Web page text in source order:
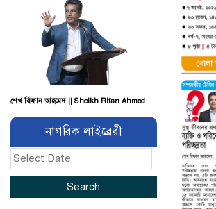
শেখ রিফান আহমেদ || Sheikh Rifan Ahmed
নাগরিক লাইব্রেরী